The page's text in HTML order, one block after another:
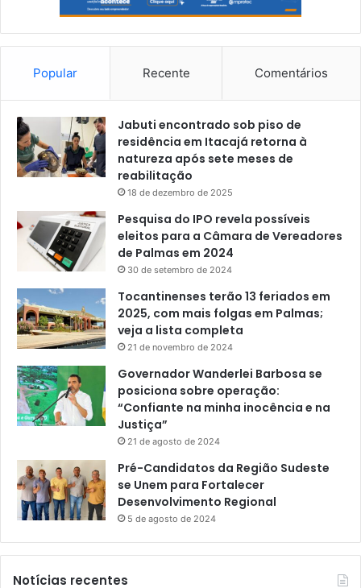
Popular Recente Comentários
Jabuti encontrado sob piso de
residência em Itacajá retorna à
natureza após sete meses de
reabilitação
18 de dezembro de 2025
Pesquisa do IPO revela possíveis
eleitos para a Câmara de Vereadores
de Palmas em 2024
30 de setembro de 2024
Tocantinenses terão 13 feriados em
2025, com mais folgas em Palmas;
veja a lista completa
21 de novembro de 2024
Governador Wanderlei Barbosa se
posiciona sobre operação:
“Confiante na minha inocência e na
Justiça”
21 de agosto de 2024
Pré-Candidatos da Região Sudeste
se Unem para Fortalecer
Desenvolvimento Regional
5 de agosto de 2024
Notícias recentes